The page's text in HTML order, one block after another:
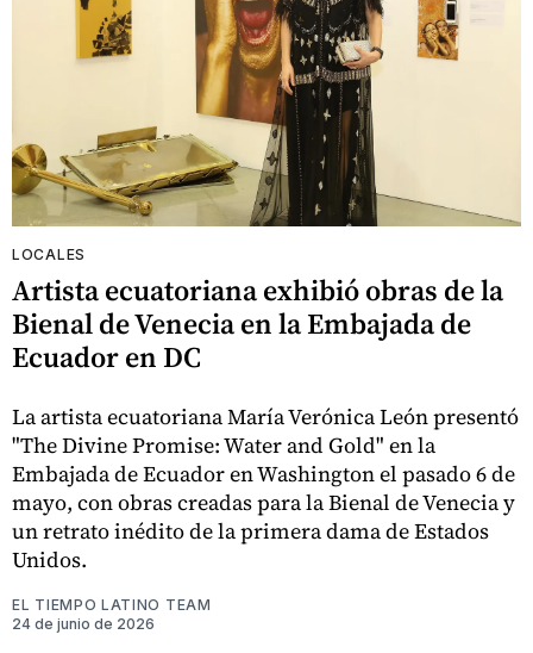
LOCALES
Artista ecuatoriana exhibió obras de la
Bienal de Venecia en la Embajada de
Ecuador en DC
La artista ecuatoriana María Verónica León presentó
"The Divine Promise: Water and Gold" en la
Embajada de Ecuador en Washington el pasado 6 de
mayo, con obras creadas para la Bienal de Venecia y
un retrato inédito de la primera dama de Estados
Unidos.
EL TIEMPO LATINO TEAM
24 de junio de 2026